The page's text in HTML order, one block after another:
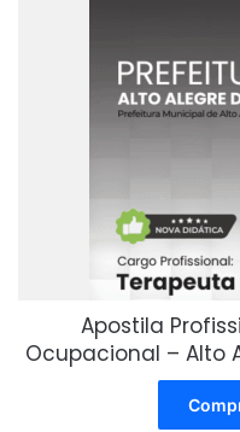
Apostila
Ocupacional – Alto